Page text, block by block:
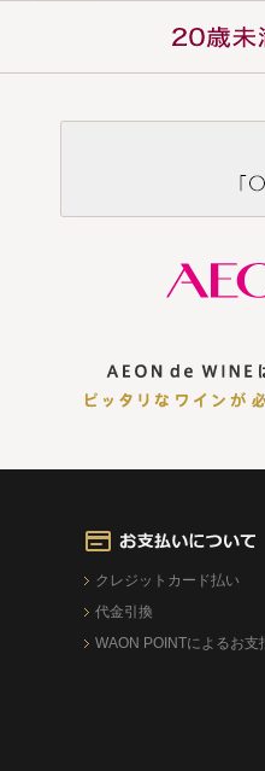
クレジットカード払い
代金引換
WAON POINTによるお支